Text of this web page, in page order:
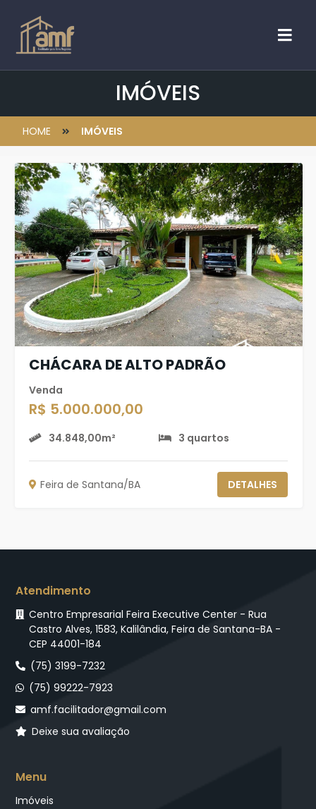
IMÓVEIS
HOME IMÓVEIS
CHÁCARA DE ALTO PADRÃO
Venda
R$ 5.000.000,00
34.848,00m² 3 quartos
Feira de Santana/BA DETALHES
Atendimento
Centro Empresarial Feira Executive Center - Rua
Castro Alves, 1583, Kalilândia, Feira de Santana-BA -
CEP 44001-184
(75) 3199-7232
(75) 99222-7923
amf.facilitador@gmail.com
Deixe sua avaliação
Menu
Imóveis